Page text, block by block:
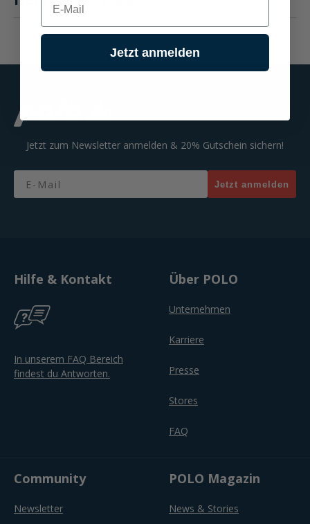
Jetzt zum Newsletter anmelden & 20% Gutschein sichern!
Email
Jetzt anmelden
Hilfe & Kontakt
In unserem FAQ Bereich
findest du Antworten.
Über POLO
Unternehmen
Karriere
Presse
Stores
FAQ
Community
Newsletter
POLO Magazin
News & Stories
Jetzt anmelden